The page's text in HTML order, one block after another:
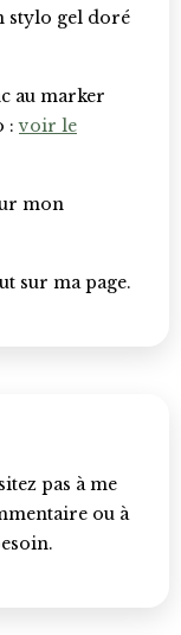
stylo gel doré
au marker
:voir le
mon
sur ma page.
pas à me
ou à